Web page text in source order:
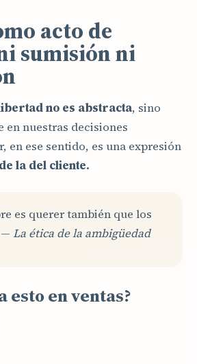
acto de
sumisión ni
no es abstracta, sino
en nuestras decisiones
en ese sentido, es una expresión
la del cliente.
es querer también que los
—La ética de la ambigüedad
esto en ventas?